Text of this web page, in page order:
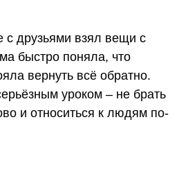
друзьями взял вещи с
быстро поняла, что
вернуть всё обратно.
уроком – не брать
и относиться к людям по-